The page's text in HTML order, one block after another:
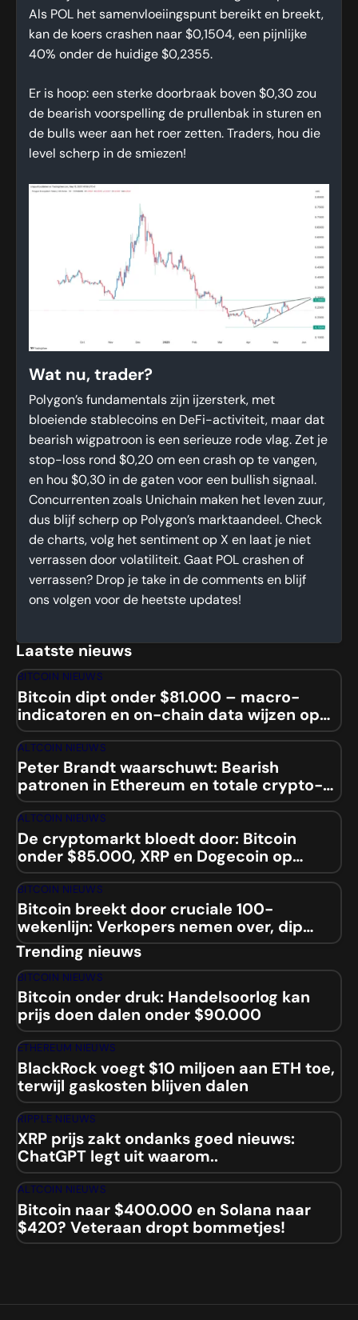
Als POL het samenvloeiingspunt bereikt en breekt,
kan de koers crashen naar $0,1504, een pijnlijke
40% onder de huidige $0,2355.
Er is hoop: een sterke doorbraak boven $0,30 zou
de bearish voorspelling de prullenbak in sturen en
de bulls weer aan het roer zetten. Traders, hou die
level scherp in de smiezen!
Wat nu, trader?
Polygon’s fundamentals zijn ijzersterk, met
bloeiende stablecoins en DeFi-activiteit, maar dat
bearish wigpatroon is een serieuze rode vlag. Zet je
stop-loss rond $0,20 om een crash op te vangen,
en hou $0,30 in de gaten voor een bullish signaal.
Concurrenten zoals Unichain maken het leven zuur,
dus blijf scherp op Polygon’s marktaandeel. Check
de charts, volg het sentiment op X en laat je niet
verrassen door volatiliteit. Gaat POL crashen of
verrassen? Drop je take in de comments en blijf
ons volgen voor de heetste updates!
Laatste nieuws
BITCOIN NIEUWS
Bitcoin dipt onder $81.000 – macro-
indicatoren en on-chain data wijzen op
mogelijke squeeze
ALTCOIN NIEUWS
Peter Brandt waarschuwt: Bearish
patronen in Ethereum en totale crypto-
marktcap
ALTCOIN NIEUWS
De cryptomarkt bloedt door: Bitcoin
onder $85.000, XRP en Dogecoin op
laagste niveaus sinds 2024
BITCOIN NIEUWS
Bitcoin breekt door cruciale 100-
wekenlijn: Verkopers nemen over, dip
naar $84.000 aanstaande?
Trending nieuws
BITCOIN NIEUWS
Bitcoin onder druk: Handelsoorlog kan
prijs doen dalen onder $90.000
ETHEREUM NIEUWS
BlackRock voegt $10 miljoen aan ETH toe,
terwijl gaskosten blijven dalen
RIPPLE NIEUWS
XRP prijs zakt ondanks goed nieuws:
ChatGPT legt uit waarom..
ALTCOIN NIEUWS
Bitcoin naar $400.000 en Solana naar
$420? Veteraan dropt bommetjes!